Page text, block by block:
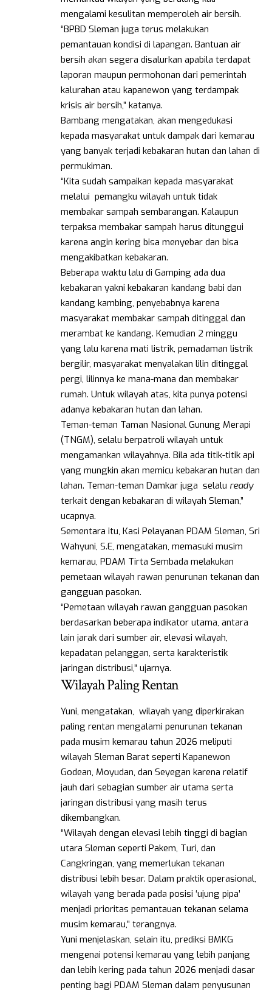
mengalami kesulitan memperoleh air bersih.
“BPBD Sleman juga terus melakukan
pemantauan kondisi di lapangan. Bantuan air
bersih akan segera disalurkan apabila terdapat
laporan maupun permohonan dari pemerintah
kalurahan atau kapanewon yang terdampak
krisis air bersih,” katanya.
Bambang mengatakan, akan mengedukasi
kepada masyarakat untuk dampak dari kemarau
yang banyak terjadi kebakaran hutan dan lahan di
permukiman.
“Kita sudah sampaikan kepada masyarakat
melalui pemangku wilayah untuk tidak
membakar sampah sembarangan. Kalaupun
terpaksa membakar sampah harus ditunggui
karena angin kering bisa menyebar dan bisa
mengakibatkan kebakaran.
Beberapa waktu lalu di Gamping ada dua
kebakaran yakni kebakaran kandang babi dan
kandang kambing, penyebabnya karena
masyarakat membakar sampah ditinggal dan
merambat ke kandang. Kemudian 2 minggu
yang lalu karena mati listrik, pemadaman listrik
bergilir, masyarakat menyalakan lilin ditinggal
pergi, lilinnya ke mana-mana dan membakar
rumah. Untuk wilayah atas, kita punya potensi
adanya kebakaran hutan dan lahan.
Teman-teman Taman Nasional Gunung Merapi
(TNGM), selalu berpatroli wilayah untuk
mengamankan wilayahnya. Bila ada titik-titik api
yang mungkin akan memicu kebakaran hutan dan
lahan. Teman-teman Damkar juga selalu ready
terkait dengan kebakaran di wilayah Sleman,”
ucapnya.
Sementara itu, Kasi Pelayanan PDAM Sleman, Sri
Wahyuni, S.E, mengatakan, memasuki musim
kemarau, PDAM Tirta Sembada melakukan
pemetaan wilayah rawan penurunan tekanan dan
gangguan pasokan.
“Pemetaan wilayah rawan gangguan pasokan
berdasarkan beberapa indikator utama, antara
lain jarak dari sumber air, elevasi wilayah,
kepadatan pelanggan, serta karakteristik
jaringan distribusi,” ujarnya.
Wilayah Paling Rentan
Yuni, mengatakan, wilayah yang diperkirakan
paling rentan mengalami penurunan tekanan
pada musim kemarau tahun 2026 meliputi
wilayah Sleman Barat seperti Kapanewon
Godean, Moyudan, dan Seyegan karena relatif
jauh dari sebagian sumber air utama serta
jaringan distribusi yang masih terus
dikembangkan.
“Wilayah dengan elevasi lebih tinggi di bagian
utara Sleman seperti Pakem, Turi, dan
Cangkringan, yang memerlukan tekanan
distribusi lebih besar. Dalam praktik operasional,
wilayah yang berada pada posisi ‘ujung pipa’
menjadi prioritas pemantauan tekanan selama
musim kemarau,” terangnya.
Yuni menjelaskan, selain itu, prediksi BMKG
mengenai potensi kemarau yang lebih panjang
dan lebih kering pada tahun 2026 menjadi dasar
penting bagi PDAM Sleman dalam penyusunan